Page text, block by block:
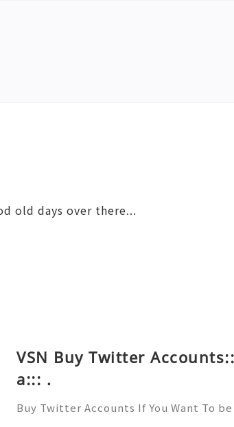
old days over there...
VSN Buy Twitter
a::: .
Buy Twitter Accounts If You Want To